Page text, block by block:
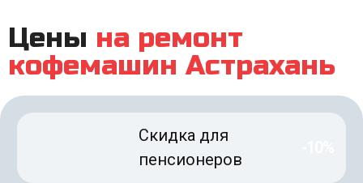
Цены на ремонт
кофемашин Астрахань
Скидка для
пенсионеров